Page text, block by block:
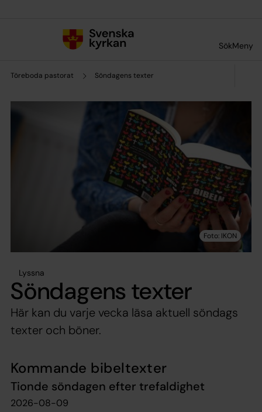
SökMeny
Töreboda pastorat Söndagens texter
Lyssna
Söndagens texter
Här kan du varje vecka läsa aktuell söndags
texter och böner.
Kommande bibeltexter
Tionde söndagen efter trefaldighet
2026-08-09